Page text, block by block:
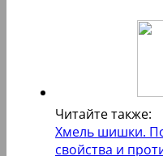
Читайте также:
Хмель шишки.
свойства и